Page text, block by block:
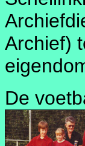
Archief)
De